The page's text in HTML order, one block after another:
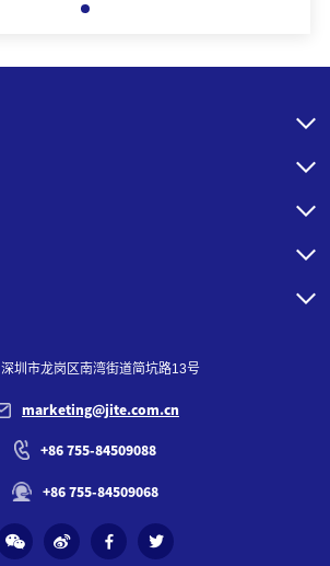
深圳市龙岗区南湾街道简坑路13号
marketing@jite.com.cn
+86 755-84509088
+86 755-84509068